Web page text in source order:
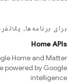
برای برنامه‌ها،
Home APIs
Home and Matter
powered by Google
intelligence